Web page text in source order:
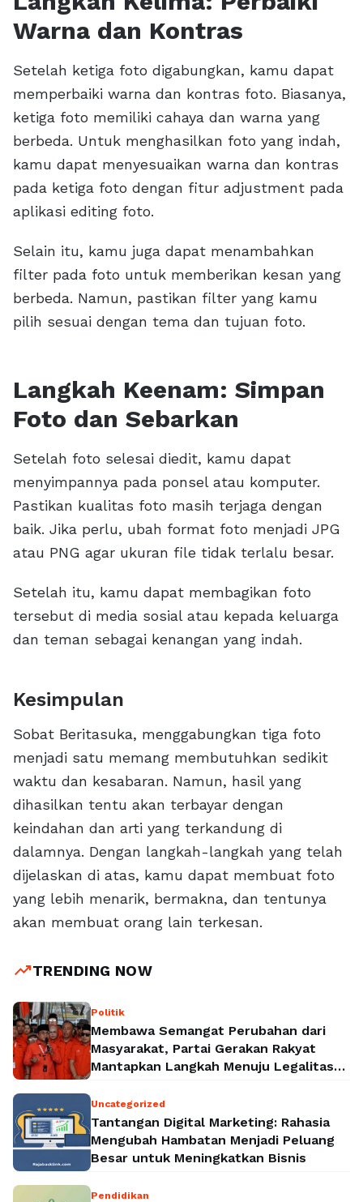
Warna dan Kontras
Setelah ketiga foto digabungkan, kamu dapat
memperbaiki warna dan kontras foto. Biasanya,
ketiga foto memiliki cahaya dan warna yang
berbeda. Untuk menghasilkan foto yang indah,
kamu dapat menyesuaikan warna dan kontras
pada ketiga foto dengan fitur adjustment pada
aplikasi editing foto.
Selain itu, kamu juga dapat menambahkan
filter pada foto untuk memberikan kesan yang
berbeda. Namun, pastikan filter yang kamu
pilih sesuai dengan tema dan tujuan foto.
Langkah Keenam: Simpan
Foto dan Sebarkan
Setelah foto selesai diedit, kamu dapat
menyimpannya pada ponsel atau komputer.
Pastikan kualitas foto masih terjaga dengan
baik. Jika perlu, ubah format foto menjadi JPG
atau PNG agar ukuran file tidak terlalu besar.
Setelah itu, kamu dapat membagikan foto
tersebut di media sosial atau kepada keluarga
dan teman sebagai kenangan yang indah.
Kesimpulan
Sobat Beritasuka, menggabungkan tiga foto
menjadi satu memang membutuhkan sedikit
waktu dan kesabaran. Namun, hasil yang
dihasilkan tentu akan terbayar dengan
keindahan dan arti yang terkandung di
dalamnya. Dengan langkah-langkah yang telah
dijelaskan di atas, kamu dapat membuat foto
yang lebih menarik, bermakna, dan tentunya
akan membuat orang lain terkesan.
trending_upTRENDING NOW
Politik
Membawa Semangat Perubahan dari
Masyarakat, Partai Gerakan Rakyat
Mantapkan Langkah Menuju Legalitas
Uncategorized
Tantangan Digital Marketing: Rahasia
Mengubah Hambatan Menjadi Peluang
Besar untuk Meningkatkan Bisnis
Pendidikan